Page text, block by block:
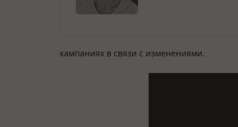
кампаниях в связи с изменениями.